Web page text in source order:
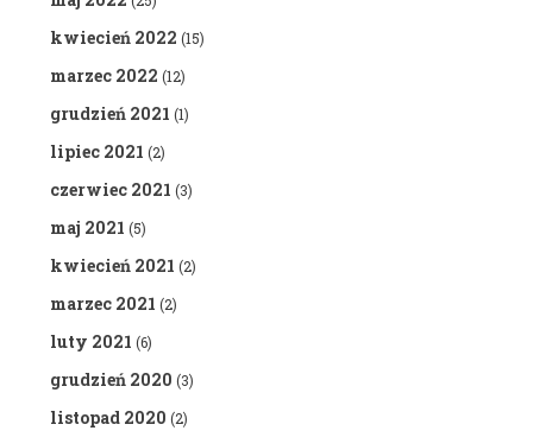
kwiecień 2022 (15)
marzec 2022 (12)
grudzień 2021 (1)
lipiec 2021 (2)
czerwiec 2021 (3)
maj 2021 (5)
kwiecień 2021 (2)
marzec 2021 (2)
luty 2021 (6)
grudzień 2020 (3)
listopad 2020 (2)